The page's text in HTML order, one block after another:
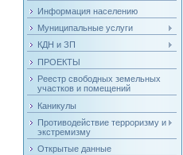
Информация населению
Муниципальные услуги
КДН и ЗП
ПРОЕКТЫ
Реестр свободных земельных
участков и помещений
Каникулы
Противодействие терроризму и
экстремизму
Открытые данные